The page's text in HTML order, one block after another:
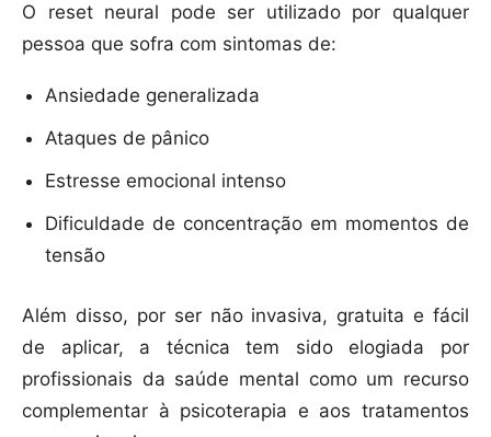
O reset neural pode ser utilizado por qualquer
pessoa que sofra com sintomas de:
Ansiedade generalizada
Ataques de pânico
Estresse emocional intenso
Dificuldade de concentração em momentos de
tensão
Além disso, por ser não invasiva, gratuita e fácil
de aplicar, a técnica tem sido elogiada por
profissionais da saúde mental como um recurso
complementar à psicoterapia e aos tratamentos